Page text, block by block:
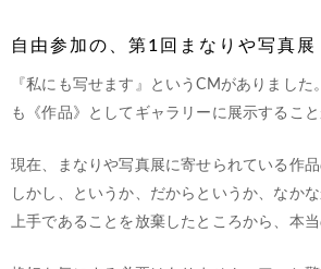
自由参加の、第1回まなりや写真展
『私にも写せます』というCMがありまし
も《作品》としてギャラリーに展示するこ
現在、まなりや写真展に寄せられている作
しかし、というか、だからというか、なか
上手であることを放棄したところから、本